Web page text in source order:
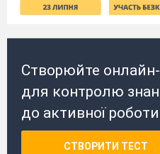
Створюйте
для контролю
до активної
СТВОРИТИ ТЕСТ